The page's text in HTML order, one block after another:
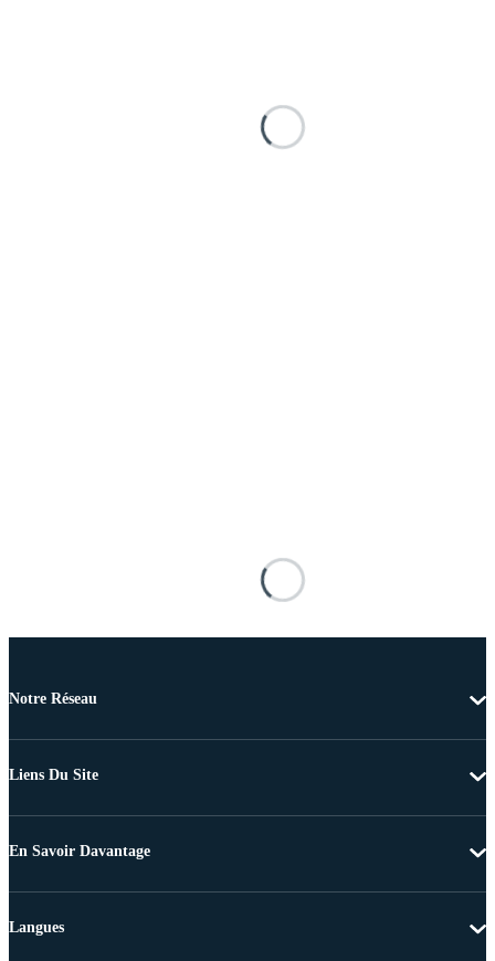
Notre Réseau
Liens Du Site
En Savoir Davantage
Langues